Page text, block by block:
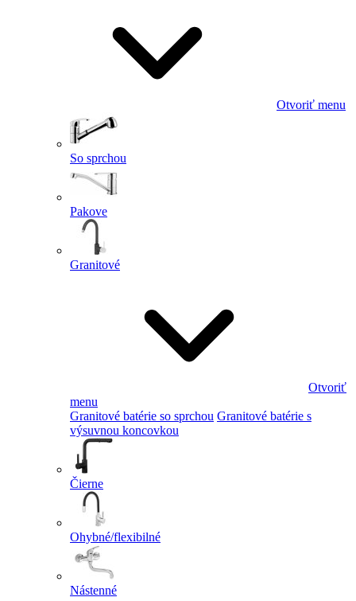
Otvoriť menu
So sprchou
Pakove
Granitové
Otvoriť
menu
Granitové batérie so sprchou Granitové batérie s
výsuvnou koncovkou
Čierne
Ohybné/flexibilné
Nástenné